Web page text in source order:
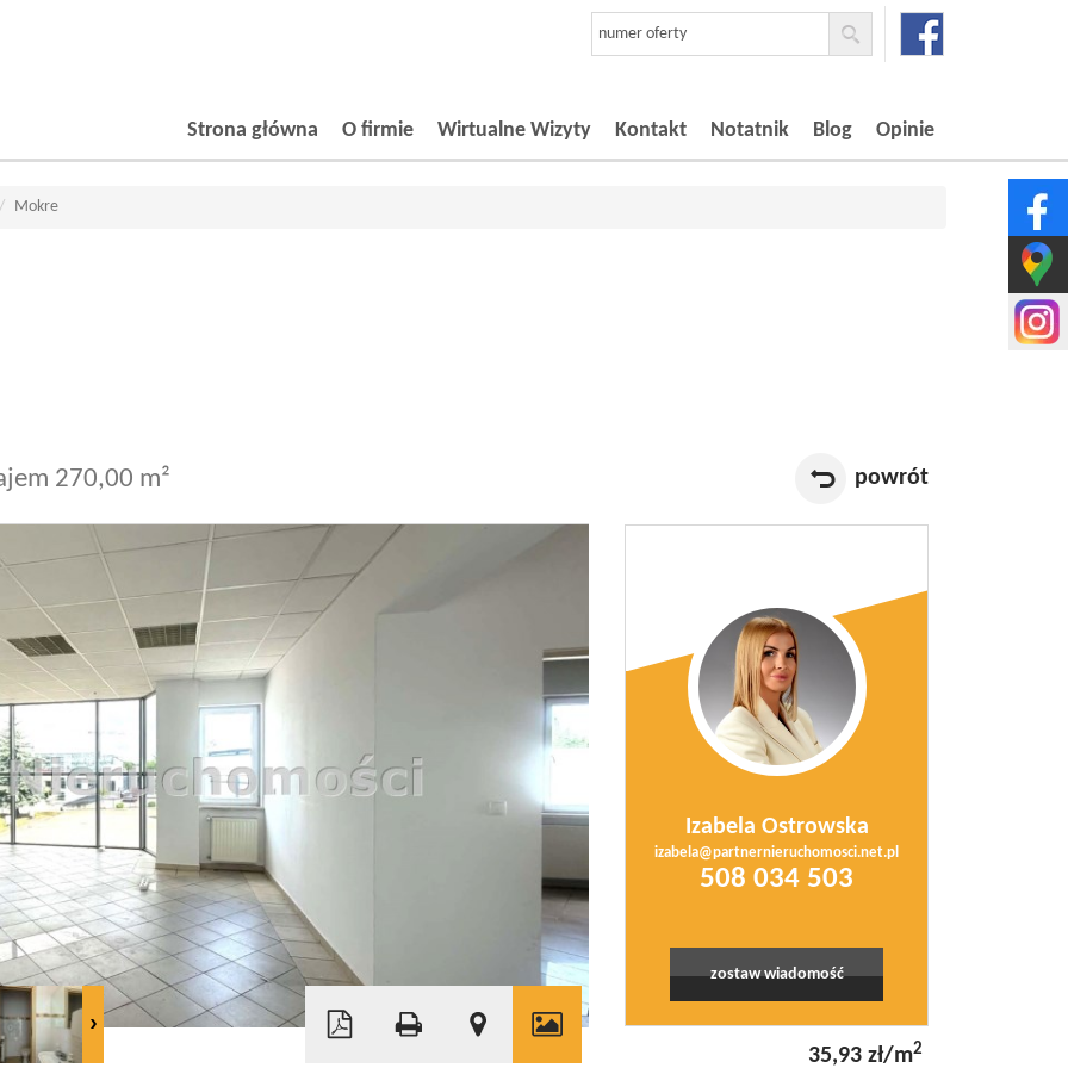
Strona główna O firmie Wirtualne Wizyty Kontakt Notatnik Blog Opinie
Mokre
270,00 m² powrót
Leaflet|© MapTiler ©OpenStreetMap contributors
Izabela Ostrowska
izabela@partnernieruchomosci.net.pl
508 034 503
zostaw wiadomość
35,93 zł/m2